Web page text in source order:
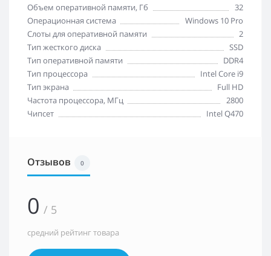
Объем оперативной памяти, Гб
32
Операционная система
Windows 10 Pro
Слоты для оперативной памяти
2
Тип жесткого диска
SSD
Тип оперативной памяти
DDR4
Тип процессора
Intel Core i9
Тип экрана
Full HD
Частота процессора, МГц
2800
Чипсет
Intel Q470
Отзывов 0
0 / 5
средний рейтинг товара